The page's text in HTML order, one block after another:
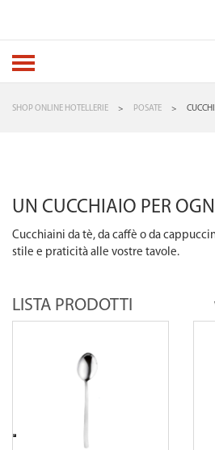
SHOP ONLINE HOTELLERIE > POSATE >
UN CUCCHIAIO PER
Cucchiaini da tè, da caffè o da
stile e praticità alle vostre tavole.
LISTA PRODOTTI